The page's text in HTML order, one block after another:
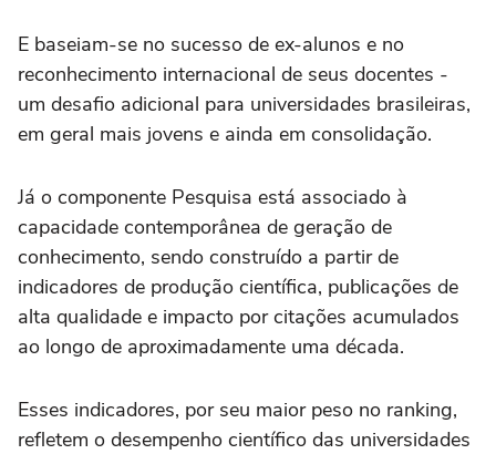
E baseiam-se no sucesso de ex-alunos e no
reconhecimento internacional de seus docentes -
um desafio adicional para universidades brasileiras,
em geral mais jovens e ainda em consolidação.
Já o componente Pesquisa está associado à
capacidade contemporânea de geração de
conhecimento, sendo construído a partir de
indicadores de produção científica, publicações de
alta qualidade e impacto por citações acumulados
ao longo de aproximadamente uma década.
Esses indicadores, por seu maior peso no ranking,
refletem o desempenho científico das universidades